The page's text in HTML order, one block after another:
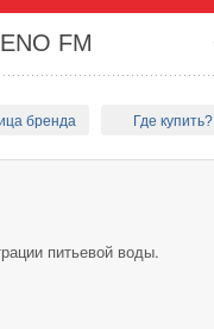
FM
бренда Где купить?
питьевой воды.